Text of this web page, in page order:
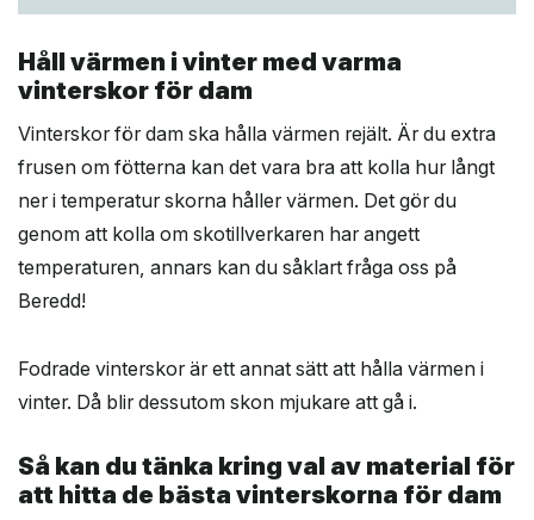
Håll värmen i vinter med varma
vinterskor för dam
Vinterskor för dam ska hålla värmen rejält. Är du extra
frusen om fötterna kan det vara bra att kolla hur långt
ner i temperatur skorna håller värmen. Det gör du
genom att kolla om skotillverkaren har angett
temperaturen, annars kan du såklart fråga oss på
Beredd!
Fodrade vinterskor är ett annat sätt att hålla värmen i
vinter. Då blir dessutom skon mjukare att gå i.
Så kan du tänka kring val av material för
att hitta de bästa vinterskorna för dam